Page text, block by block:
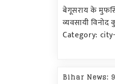
बेगूसराय के
व्यवसायी विनोद
Category:
Bihar News: 9